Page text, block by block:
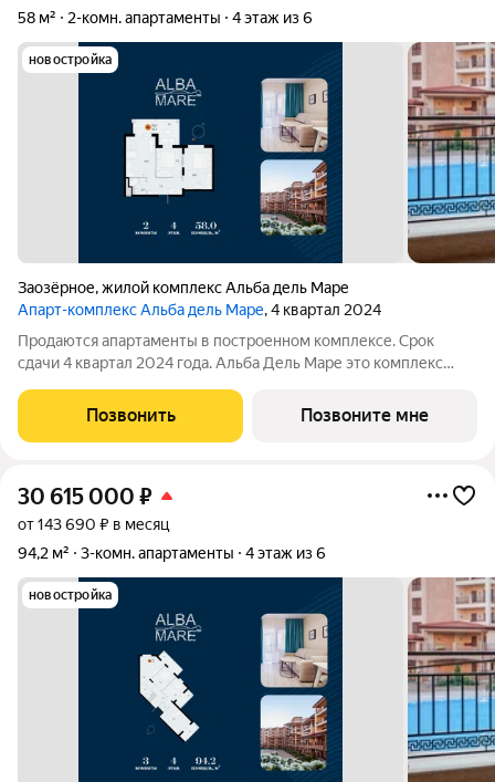
58 м² 2-комн. апартаменты 4 этаж из 6
новостройка
Заозёрное,жилой комплекс Альба дель Маре
Апарт-комплекс Альба дель Маре, 4 квартал 2024
Продаются апартаменты в построенном комплексе. Срок
сдачи 4 квартал 2024 года. Альба Дель Маре это комплекс
Уютные здания переменной этажности строятся в 5 минутах
ходьбы (385 метров) от одного
Позвонить Позвоните мне
30 615 000 ₽
от 143 690 ₽ в месяц
94,2 м²
3-комн. апартаменты 4 этаж из 6
новостройка